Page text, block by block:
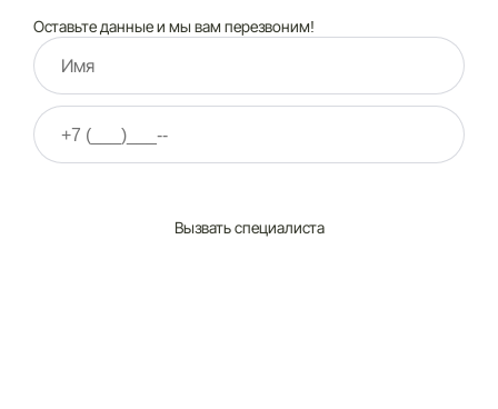
Оставьте данные и мы вам перезвоним!
Вызвать специалиста